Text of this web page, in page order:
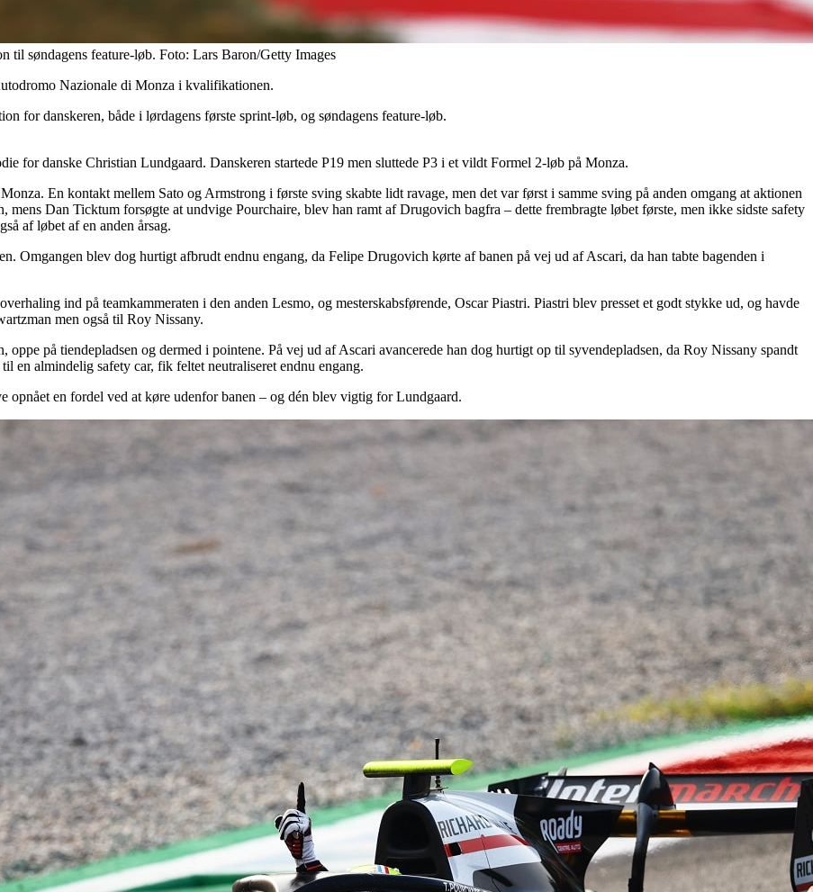
til søndagens feature-løb. Foto: Lars Baron/Getty Images
Nazionale di Monza i kvalifikationen.
for danskeren, både i lørdagens første sprint-løb, og søndagens feature-løb.
for danske Christian Lundgaard. Danskeren startede P19 men sluttede P3 i et vildt Formel 2-løb på Monza.
En kontakt mellem Sato og Armstrong i første sving skabte lidt ravage, men det var først i samme sving på anden omgang at aktionen
mens Dan Ticktum forsøgte at undvige Pourchaire, blev han ramt af Drugovich bagfra – dette frembragte løbet første, men ikke sidste safety
af løbet af en anden årsag.
Omgangen blev dog hurtigt afbrudt endnu engang, da Felipe Drugovich kørte af banen på vej ud af Ascari, da han tabte bagenden i
ind på teamkammeraten i den anden Lesmo, og mesterskabsførende, Oscar Piastri. Piastri blev presset et godt stykke ud, og havde
men også til Roy Nissany.
på tiendepladsen og dermed i pointene. På vej ud af Ascari avancerede han dog hurtigt op til syvendepladsen, da Roy Nissany spandt
en almindelig safety car, fik feltet neutraliseret endnu engang.
opnået en fordel ved at køre udenfor banen – og dén blev vigtig for Lundgaard.